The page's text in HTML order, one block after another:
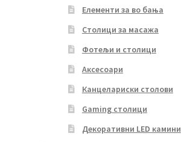
Елементи за во бања
Столици за масажа
Фотељи и столици
Аксесоари
Канцелариски столови
Gaming столици
Декоративни LED камини